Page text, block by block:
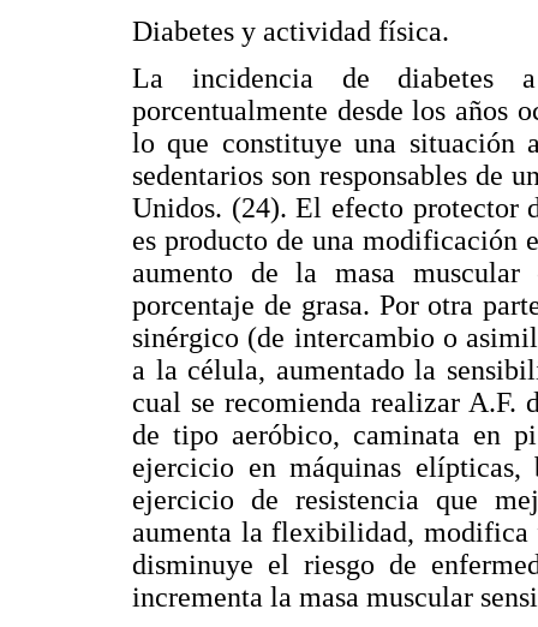
Diabetes y actividad física.
La incidencia de diabetes
porcentualmente desde los años
lo que constituye una situación
sedentarios son responsables de
Unidos. (24). El efecto protector
es producto de una modificación
aumento de la masa
porcentaje de grasa. Por otra
sinérgico (de intercambio o
a la célula, aumentado la
cual se recomienda realizar A.F.
de tipo aeróbico, caminata en
ejercicio en máquinas
ejercicio de resistencia que
aumenta la flexibilidad, modifica
disminuye el riesgo de
incrementa la masa muscular